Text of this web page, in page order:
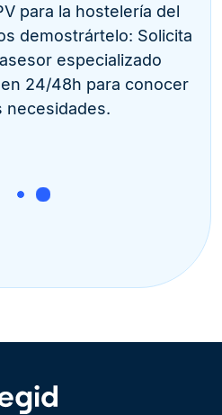
para la hostelería del
demostrártelo: Solicita
especializado
24/48h para conocer
necesidades.